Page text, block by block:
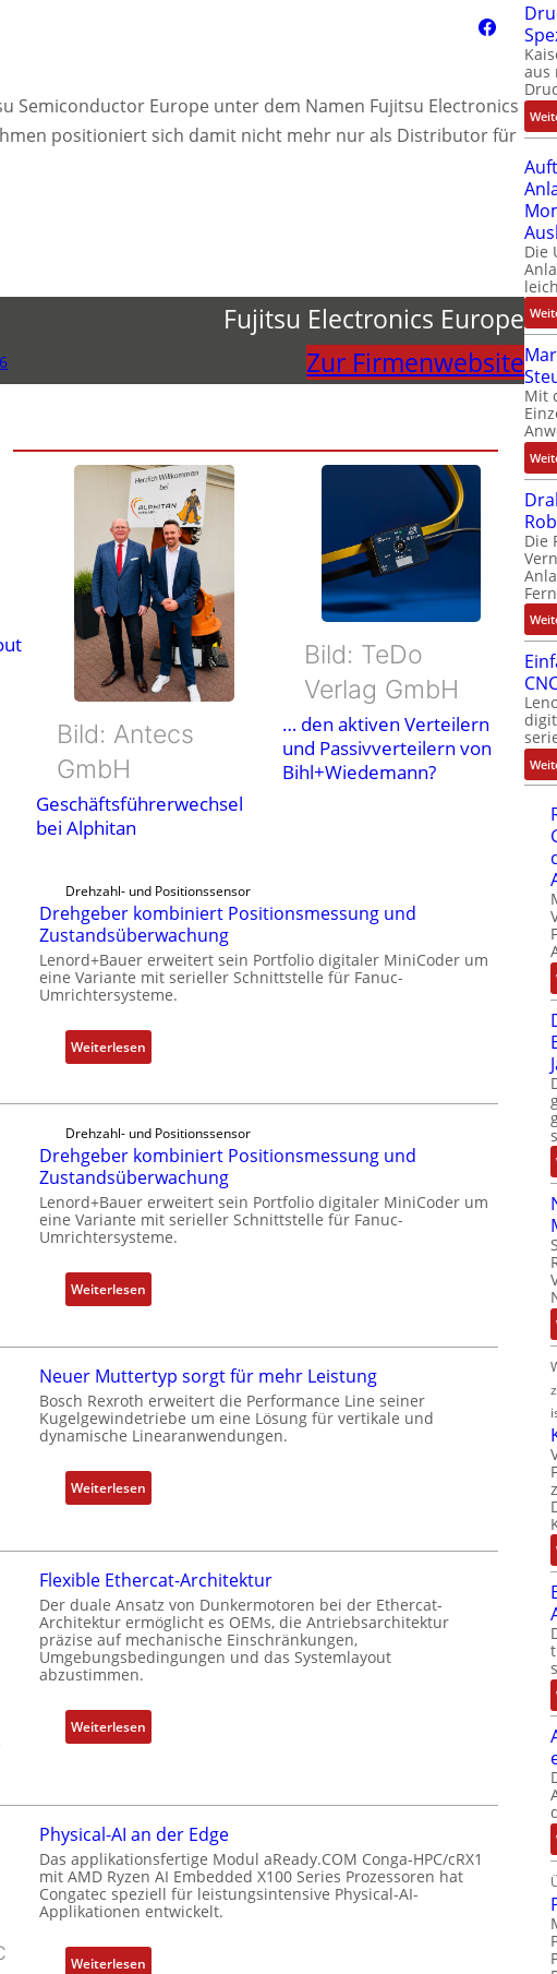
Semiconductor Europe unter dem Namen Fujitsu Electronics
positioniert sich damit nicht mehr nur als Distributor für
Fujitsu Electronics Europe
Zur Firmenwebsite
Bild: Antecs
GmbH
Geschäftsführerwechsel
bei Alphitan
Bild: TeDo
Verlag GmbH
… den aktiven Verteilern
und Passivverteilern von
Bihl+Wiedemann?
Drehzahl- und Positionssensor
Drehgeber kombiniert Positionsmessung und
Zustandsüberwachung
Lenord+Bauer erweitert sein Portfolio digitaler MiniCoder um
eine Variante mit serieller Schnittstelle für Fanuc-
Umrichtersysteme.
Weiterlesen:
D
h
g
e
b
e
k
o
b
i
e
P
s
i
i
o
n
m
e
u
u
n
d
u
Drehzahl- und Positionssensor
Drehgeber kombiniert Positionsmessung und
Zustandsüberwachung
Lenord+Bauer erweitert sein Portfolio digitaler MiniCoder um
eine Variante mit serieller Schnittstelle für Fanuc-
Umrichtersysteme.
Weiterlesen:
D
h
g
e
e
r
b
i
n
i
t
P
t
i
o
n
m
Neuer Muttertyp sorgt für mehr Leistung
Bosch Rexroth erweitert die Performance Line seiner
Kugelgewindetriebe um eine Lösung für vertikale und
dynamische Linearanwendungen.
Weiterlesen:
N
u
e
r
M
u
e
r
p
s
o
r
g
t
f
ü
Flexible Ethercat-Architektur
Der duale Ansatz von Dunkermotoren bei der Ethercat-
Architektur ermöglicht es OEMs, die Antriebsarchitektur
präzise auf mechanische Einschränkungen,
Umgebungsbedingungen und das Systemlayout
abzustimmen.
Weiterlesen:
F
b
l
e
Physical-AI an der Edge
Das applikationsfertige Modul aReady.COM Conga-HPC/cRX1
mit AMD Ryzen AI Embedded X100 Series Prozessoren hat
Congatec speziell für leistungsintensive Physical-AI-
Applikationen entwickelt.
Weiterlesen:
aus
Die
Mit
Die